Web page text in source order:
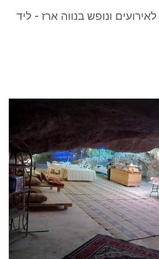
ונופש בנווה ארז - ליד